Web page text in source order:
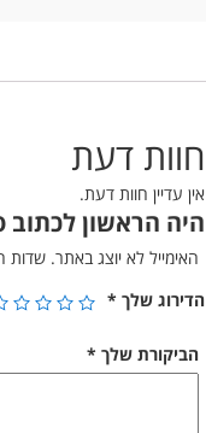
חוות דעת
אין עדיין חוות דעת.
היה הראשון לכתוב
האימייל לא יוצג באתר. שדות
הדירוג שלך *
הביקורת שלך *